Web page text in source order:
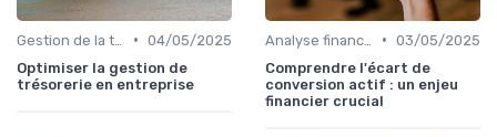
• 04/05/2025
Optimiser la gestion de
trésorerie en entreprise
• 03/05/2025
Comprendre l'écart de
conversion actif : un enjeu
financier crucial